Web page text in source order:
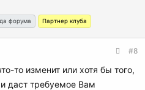
форума Партнер клуба
#8
то изменит или хотя бы того,
даст требуемое Вам